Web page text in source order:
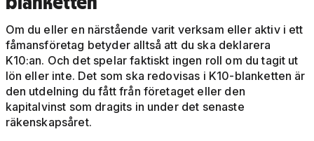
Om du eller en närstående varit verksam eller aktiv i ett
fåmansföretag betyder alltså att du ska deklarera
K10:an. Och det spelar faktiskt ingen roll om du tagit ut
lön eller inte. Det som ska redovisas i K10-blanketten är
den utdelning du fått från företaget eller den
kapitalvinst som dragits in under det senaste
räkenskapsåret.